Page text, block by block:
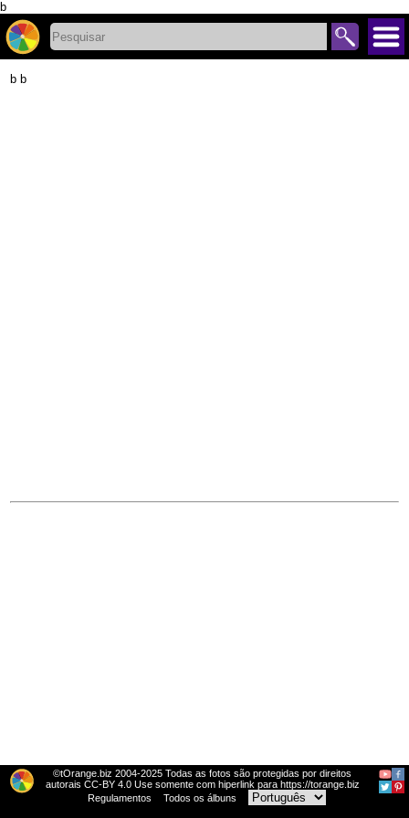
b
b b
©tOrange.biz 2004-2025 Todas as fotos são protegidas por direitos
autorais CC-BY 4.0 Use somente com hiperlink para https://torange.biz
Regulamentos
Todos os álbuns